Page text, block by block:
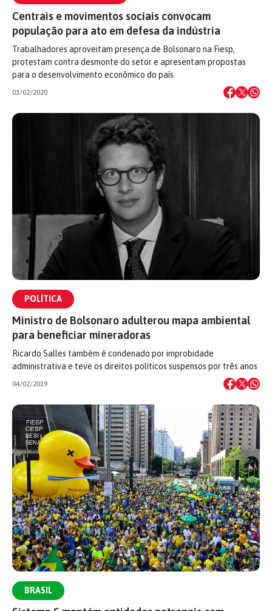
Centrais e movimentos sociais convocam
população para ato em defesa da indústria
Trabalhadores aproveitam presença de Bolsonaro na Fiesp,
protestam contra desmonte do setor e apresentam propostas
para o desenvolvimento econômico do país
03/02/2020
POLÍTICA
Ministro de Bolsonaro adulterou mapa ambiental
para beneficiar mineradoras
Ricardo Salles também é condenado por improbidade
administrativa e teve os direitos políticos suspensos por três anos
04/02/2019
BRASIL